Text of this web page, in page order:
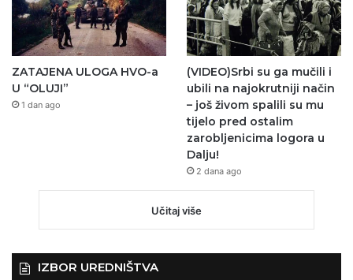
ZATAJENA ULOGA HVO-a
U “OLUJI”
1 dan ago
(VIDEO)Srbi su ga mučili i
ubili na najokrutniji način
– još živom spalili su mu
tijelo pred ostalim
zarobljenicima logora u
Dalju!
2 dana ago
Učitaj više
IZBOR UREDNIŠTVA